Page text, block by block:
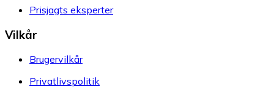
Prisjagts eksperter
Vilkår
Brugervilkår
Privatlivspolitik